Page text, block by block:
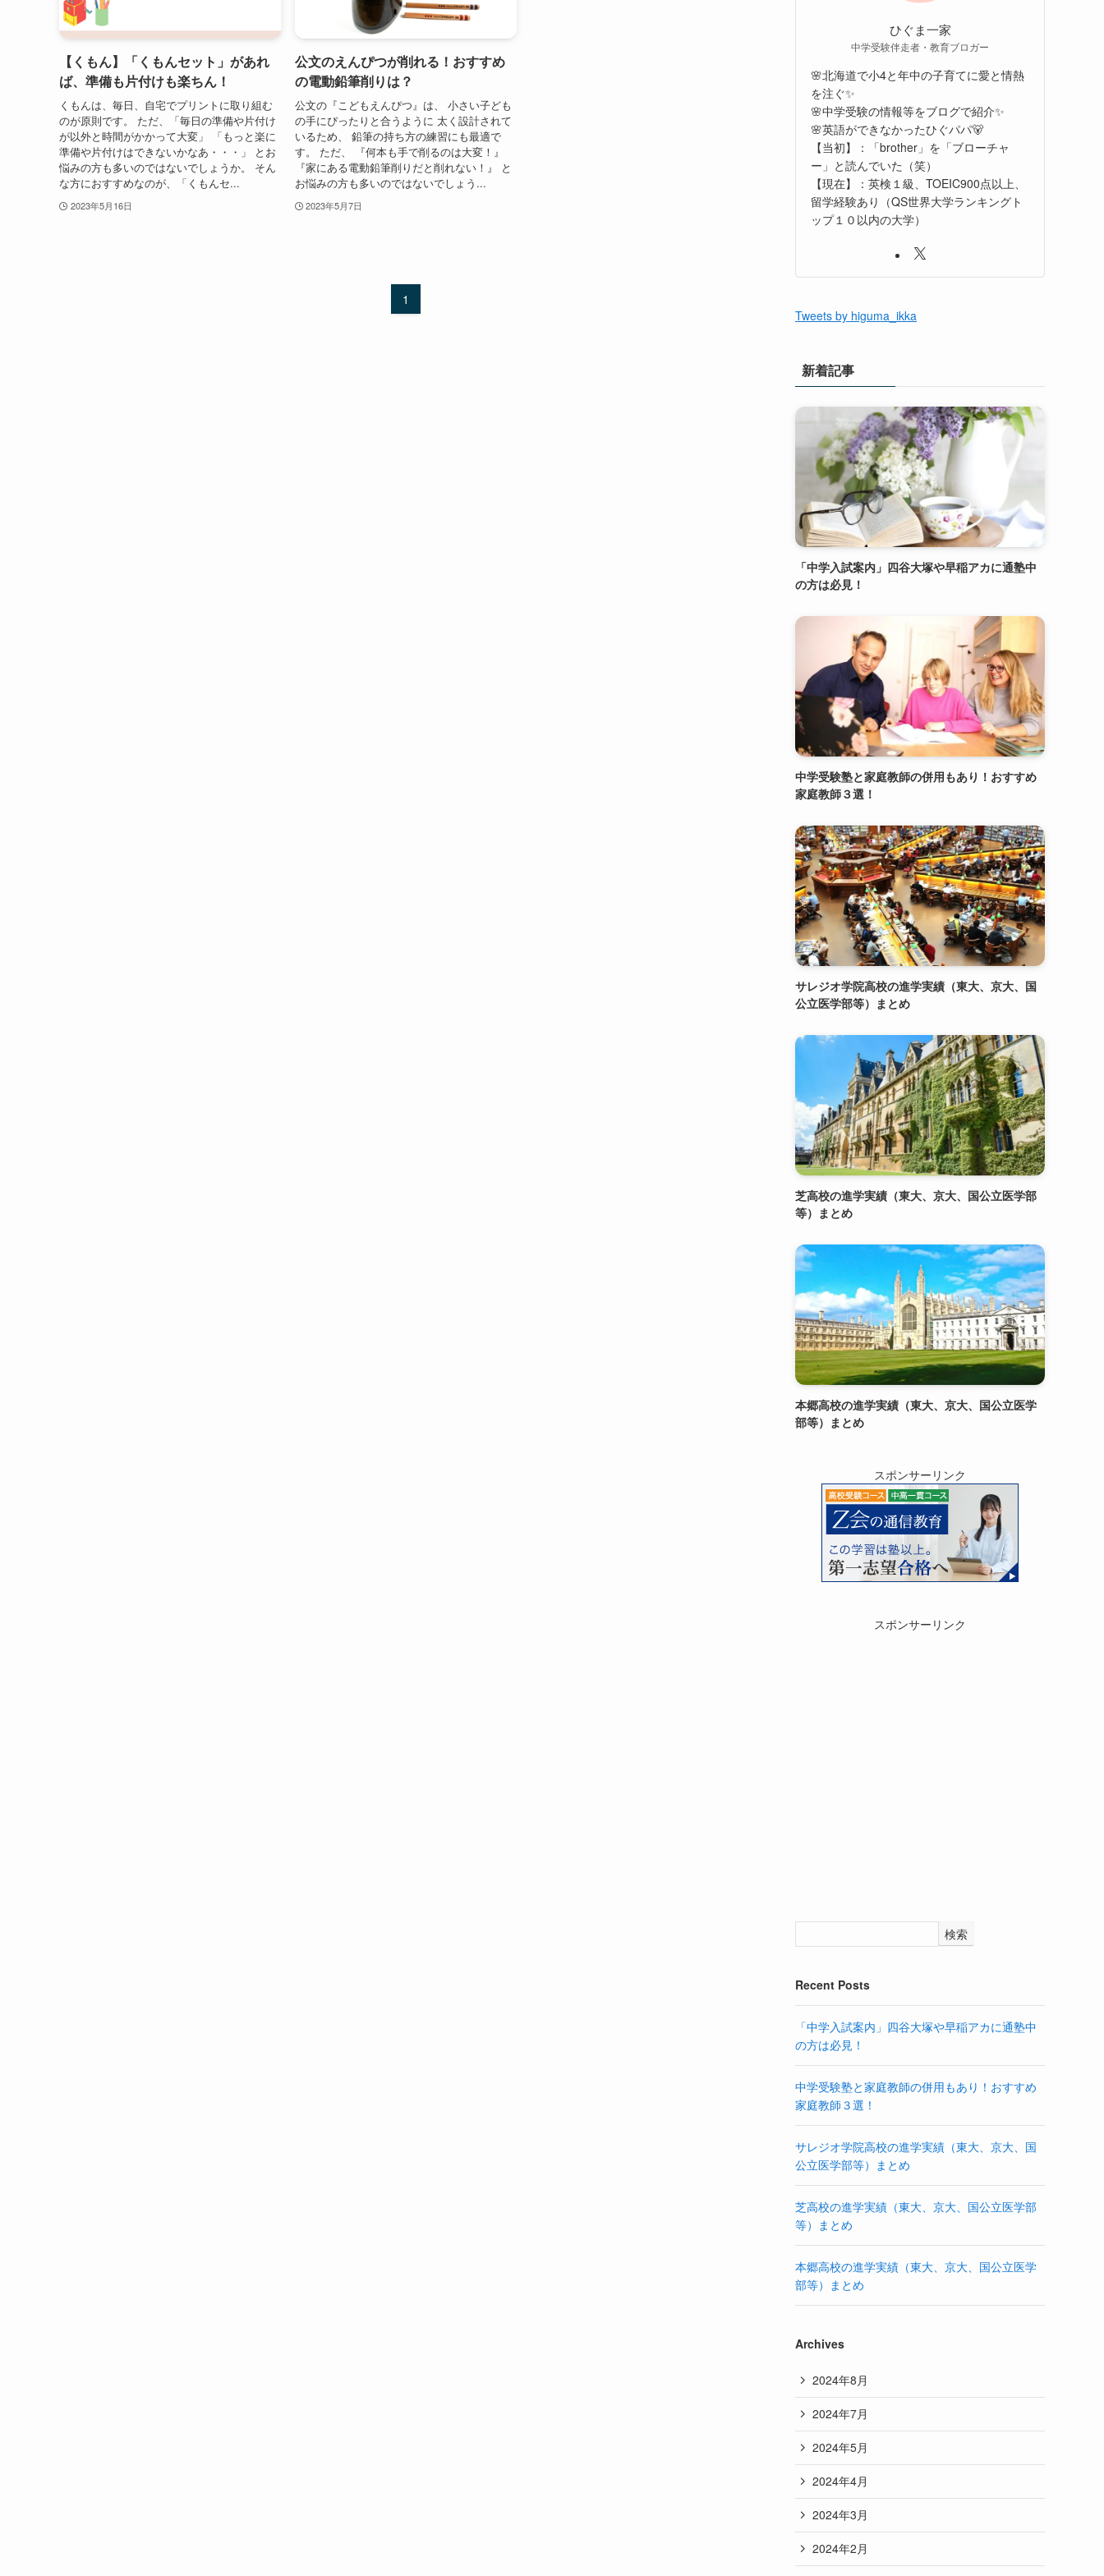
【くもん】「くもんセット」があれ
ば、準備も片付けも楽ちん！
くもんは、毎日、自宅でプリントに取り組む
のが原則です。 ただ、「毎日の準備や片付け
が以外と時間がかかって大変」 「もっと楽に
準備や片付けはできないかなあ・・・」 とお
悩みの方も多いのではないでしょうか。 そん
な方におすすめなのが、「くもんセ...
2023年5月16日
公文のえんぴつが削れる！おすすめ
の電動鉛筆削りは？
公文の『こどもえんぴつ』は、 小さい子ども
の手にぴったりと合うように 太く設計されて
いるため、 鉛筆の持ち方の練習にも最適で
す。 ただ、 『何本も手で削るのは大変！』
『家にある電動鉛筆削りだと削れない！』 と
お悩みの方も多いのではないでしょう...
2023年5月7日
1
ひぐま一家
中学受験伴走者・教育ブロガー
🌸北海道で小4と年中の子育てに愛と情熱
を注ぐ✨
🌸中学受験の情報等をブログで紹介✨
🌸英語ができなかったひぐパパ🐻
【当初】：「brother」を「ブローチャ
ー」と読んでいた（笑）
【現在】：英検１級、TOEIC900点以上、
留学経験あり（QS世界大学ランキングト
ップ１０以内の大学）
Tweets by higuma_ikka
新着記事
「中学入試案内」四谷大塚や早稲アカに通塾中
の方は必見！
中学受験塾と家庭教師の併用もあり！おすすめ
家庭教師３選！
サレジオ学院高校の進学実績（東大、京大、国
公立医学部等）まとめ
芝高校の進学実績（東大、京大、国公立医学部
等）まとめ
本郷高校の進学実績（東大、京大、国公立医学
部等）まとめ
スポンサーリンク
スポンサーリンク
検索
Recent Posts
「中学入試案内」四谷大塚や早稲アカに通塾中
の方は必見！
中学受験塾と家庭教師の併用もあり！おすすめ
家庭教師３選！
サレジオ学院高校の進学実績（東大、京大、国
公立医学部等）まとめ
芝高校の進学実績（東大、京大、国公立医学部
等）まとめ
本郷高校の進学実績（東大、京大、国公立医学
部等）まとめ
Archives
2024年8月
2024年7月
2024年5月
2024年4月
2024年3月
2024年2月